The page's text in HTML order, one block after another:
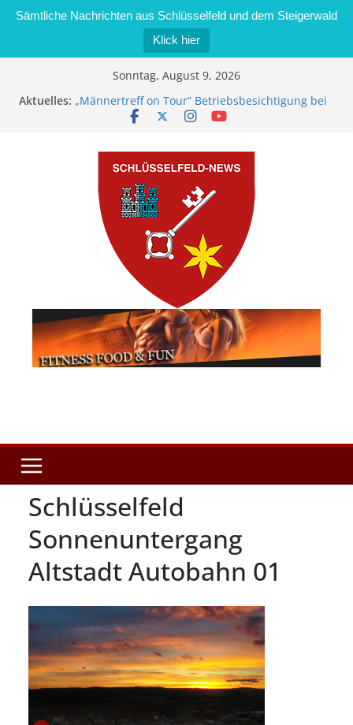
Sämtliche Nachrichten aus Schlüsselfeld und dem Steigerwald
Klick hier
Sonntag, August 9, 2026
Aktuelles: „Männertreff on Tour“ Betriebsbesichtigung bei
der Schreinerei Zimmermann GmbH
Brand in Sägewerk in Bernroth schnell unter
Kontrolle
Stadt Schlüsselfeld bietet Online-Anmeldung für
Kindergartenplätze an
Dieseldiebstahl im Wert von 600 Euro
Schlüsselfeld
Sonnenuntergang
Altstadt Autobahn 01